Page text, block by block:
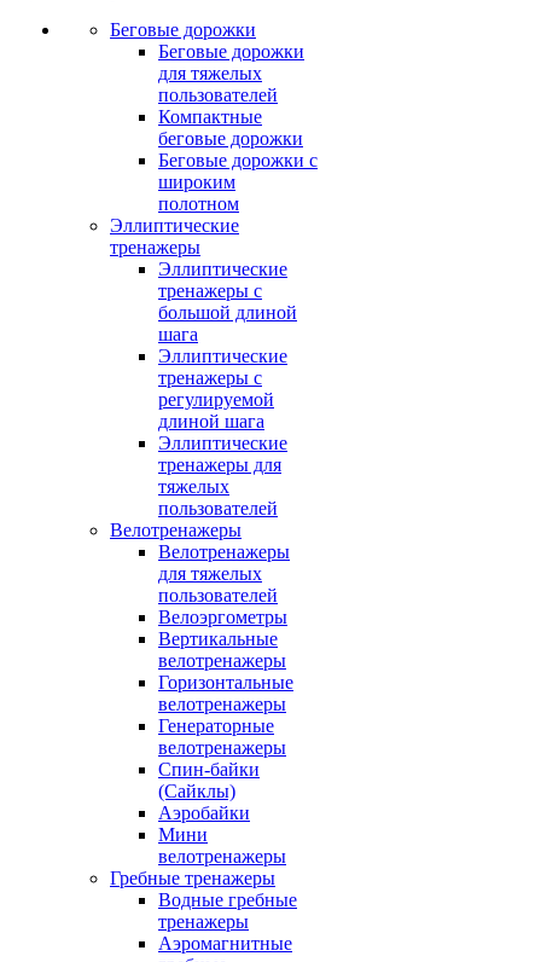
Беговые дорожки
Беговые дорожки
для тяжелых
пользователей
Компактные
беговые дорожки
Беговые дорожки с
широким
полотном
Эллиптические
тренажеры
Эллиптические
тренажеры с
большой длиной
шага
Эллиптические
тренажеры с
регулируемой
длиной шага
Эллиптические
тренажеры для
тяжелых
пользователей
Велотренажеры
Велотренажеры
для тяжелых
пользователей
Велоэргометры
Вертикальные
велотренажеры
Горизонтальные
велотренажеры
Генераторные
велотренажеры
Спин-байки
(Сайклы)
Аэробайки
Мини
велотренажеры
Гребные тренажеры
Водные гребные
тренажеры
Аэромагнитные